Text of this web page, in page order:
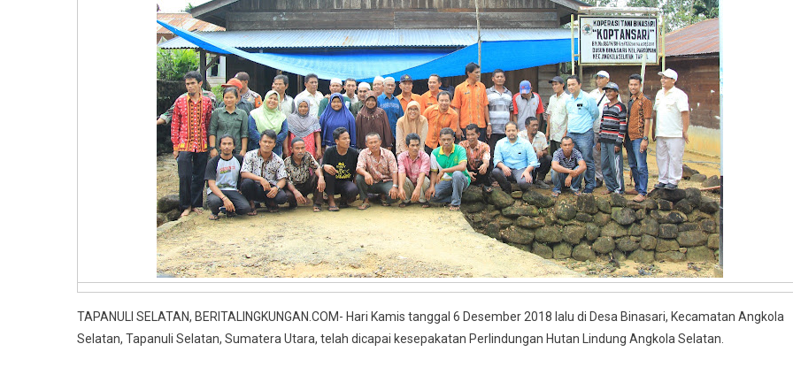
Selatan
TAPANULI SELATAN, BERITALINGKUNGAN.COM- Hari Kamis tanggal 6 Desember 2018 lalu di Desa Binasari, Kecamatan Angkola
Selatan, Tapanuli Selatan, Sumatera Utara, telah dicapai kesepakatan Perlindungan Hutan Lindung Angkola Selatan.